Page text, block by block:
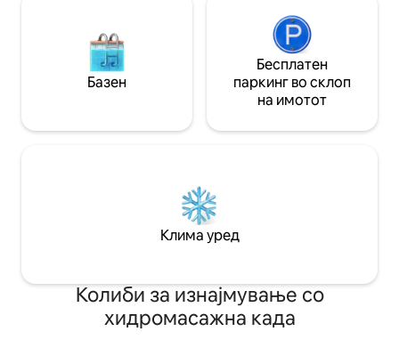
Базен
Бесплатен
паркинг во склоп
на имотот
Клима уред
Колиби за изнајмување со
хидромасажна када